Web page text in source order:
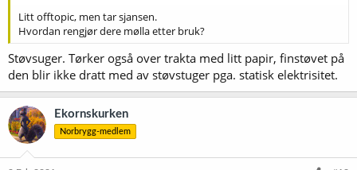
Litt offtopic, men tar sjansen.
Hvordan rengjør dere mølla etter bruk?
Støvsuger. Tørker også over trakta med litt papir, finstøvet på
den blir ikke dratt med av støvstuger pga. statisk elektrisitet.
Ekornskurken
Norbrygg-medlem